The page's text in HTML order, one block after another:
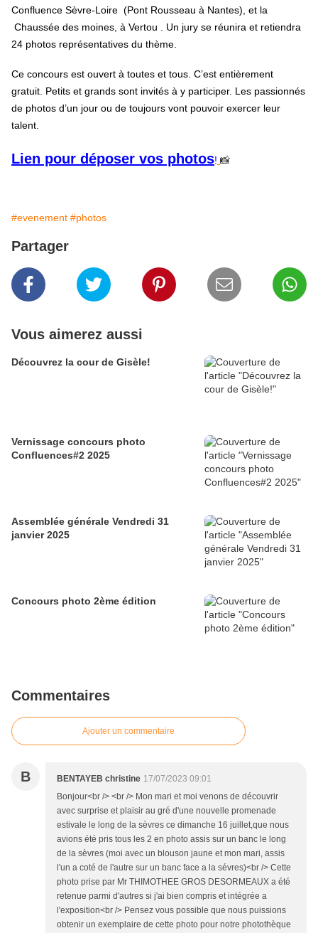
Confluence Sèvre-Loire (Pont Rousseau à Nantes), et la
Chaussée des moines, à Vertou . Un jury se réunira et retiendra
24 photos représentatives du thème.
Ce concours est ouvert à toutes et tous. C’est entièrement
gratuit. Petits et grands sont invités à y participer. Les passionnés
de photos d’un jour ou de toujours vont pouvoir exercer leur
talent.
Lien pour déposer vos photos! 📸
#evenement #photos
Partager
Vous aimerez aussi
Découvrez la cour de Gisèle!
Vernissage concours photo
Confluences#2 2025
Assemblée générale Vendredi 31
janvier 2025
Concours photo 2ème édition
Commentaires
Ajouter un commentaire
B BENTAYEB christine 17/07/2023 09:01
Bonjour<br /> <br /> Mon mari et moi venons de découvrir
avec surprise et plaisir au gré d'une nouvelle promenade
estivale le long de la sèvres ce dimanche 16 juillet,que nous
avions été pris tous les 2 en photo assis sur un banc le long
de la sèvres (moi avec un blouson jaune et mon mari, assis
l'un a coté de l'autre sur un banc face a la sévres)<br /> Cette
photo prise par Mr THIMOTHEE GROS DESORMEAUX a été
retenue parmi d'autres si j'ai bien compris et intégrée a
l'exposition<br /> Pensez vous possible que nous puissions
obtenir un exemplaire de cette photo pour notre photothèque